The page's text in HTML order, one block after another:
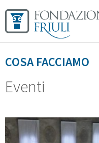
COSA FACCIAMO
Eventi